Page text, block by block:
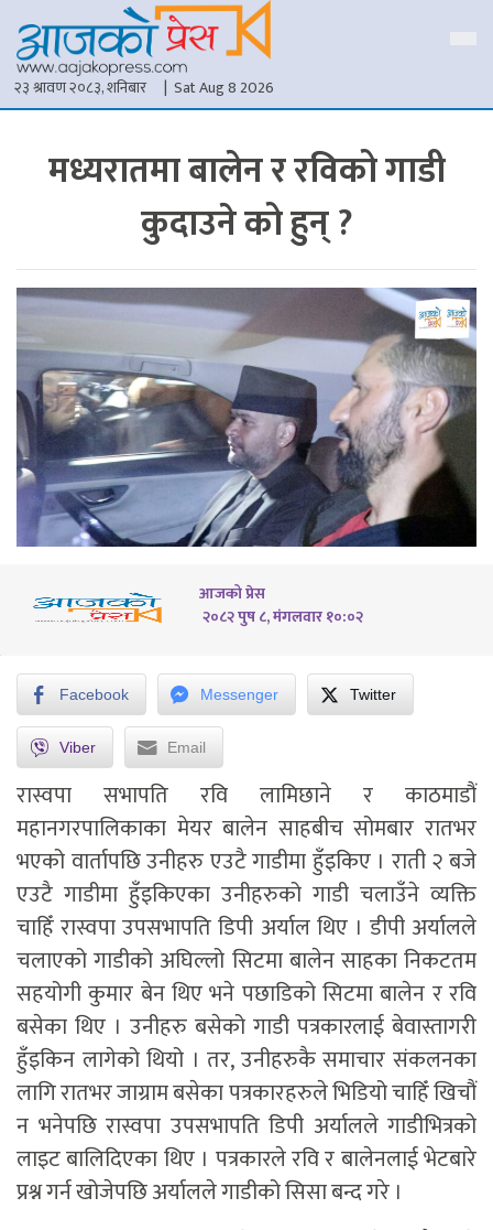
२३ श्रावण २०८३, शनिबार | Sat Aug 8 2026
मध्यरातमा बालेन र रविको गाडी
कुदाउने को हुन् ?
आजको प्रेस
२०८२ पुष ८, मंगलवार १०:०२
Facebook Messenger Twitter
Viber Email
रास्वपा सभापति रवि लामिछाने र काठमाडौं
महानगरपालिकाका मेयर बालेन साहबीच सोमबार रातभर
भएको वार्तापछि उनीहरु एउटै गाडीमा हुँइकिए । राती २ बजे
एउटै गाडीमा हुँइकिएका उनीहरुको गाडी चलाउँने व्यक्ति
चाहिँ रास्वपा उपसभापति डिपी अर्याल थिए । डीपी अर्यालले
चलाएको गाडीको अघिल्लो सिटमा बालेन साहका निकटतम
सहयोगी कुमार बेन थिए भने पछाडिको सिटमा बालेन र रवि
बसेका थिए । उनीहरु बसेको गाडी पत्रकारलाई बेवास्तागरी
हुँइकिन लागेको थियो । तर, उनीहरुकै समाचार संकलनका
लागि रातभर जाग्राम बसेका पत्रकारहरुले भिडियो चाहिँ खिचौं
न भनेपछि रास्वपा उपसभापति डिपी अर्यालले गाडीभित्रको
लाइट बालिदिएका थिए । पत्रकारले रवि र बालेनलाई भेटबारे
प्रश्न गर्न खोजेपछि अर्यालले गाडीको सिसा बन्द गरे ।